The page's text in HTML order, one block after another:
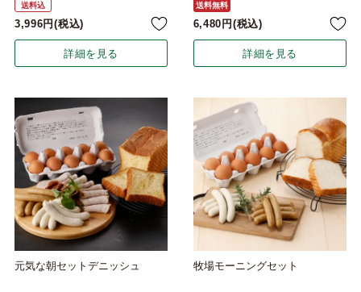
送料込
3,996 税込
詳細を見る
送料無料
6,480 税込
詳細を見る
元気な朝セットデニッシュ 牧場モーニングセット